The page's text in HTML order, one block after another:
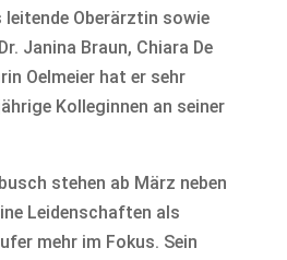
leitende Oberärztin sowie
Janina Braun, Chiara De
Oelmeier hat er sehr
Kolleginnen an seiner
stehen ab März neben
Leidenschaften als
mehr im Fokus. Sein